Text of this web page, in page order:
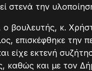
στενά την
βουλευτής, κ.
επισκέφθηκε την
είχε εκτενή
καθώς και με τον